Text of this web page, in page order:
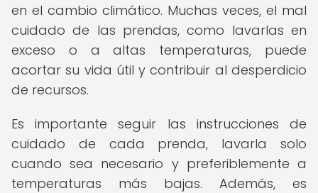
en el cambio climático. Muchas veces, el mal
cuidado de las prendas, como lavarlas en
exceso o a altas temperaturas, puede
acortar su vida útil y contribuir al desperdicio
de recursos.
Es importante seguir las instrucciones de
cuidado de cada prenda, lavarla solo
cuando sea necesario y preferiblemente a
temperaturas más bajas. Además, es